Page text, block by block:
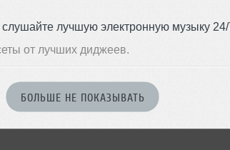
лучшую электронную музыку 24/
от лучших диджеев.
БОЛЬШЕ НЕ ПОКАЗЫВАТЬ